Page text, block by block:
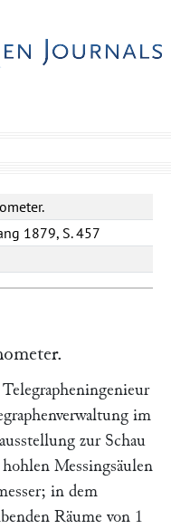
1879, S. 457
im
zur Schau
Messingsäulen
in dem
Räume von 1